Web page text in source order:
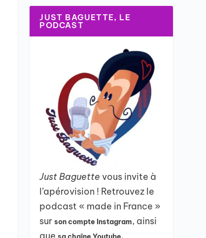
JUST BAGUETTE, LE
PODCAST
Just Baguettevous invite à
l’apérovision ! Retrouvez le
podcast « made in France »
surson compte Instagram, ainsi